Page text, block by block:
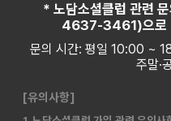
* 노담소셜클럽 관련
4637-3461)으로
문의 시간: 평일 10:00 ~
주말·
[유의사항]